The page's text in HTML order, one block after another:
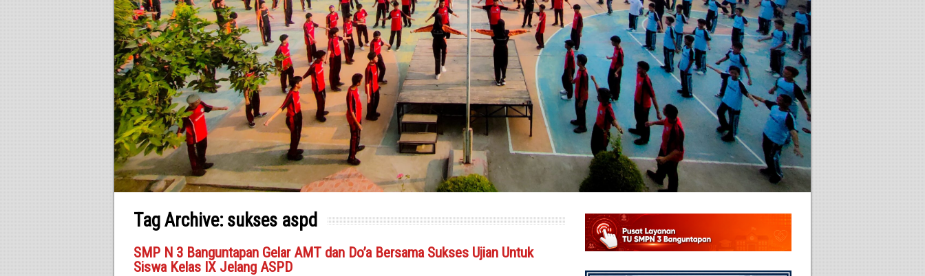
Tag Archive: sukses aspd
SMP N 3 Banguntapan Gelar AMT dan Do’a Bersama Sukses Ujian Untuk
Siswa Kelas IX Jelang ASPD